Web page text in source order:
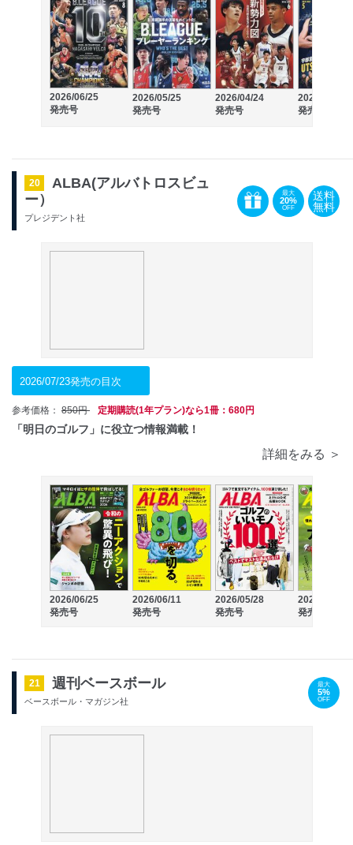
2026/06/25
発売号
2026/05/25
発売号
2026/04/24
発売号
2026/03/25
発売号
20
ALBA(アルバトロスビュ
ー）
プレジデント社
最大
20%
OFF
送料
無料
2026/07/23発売の目次
参考価格： 850円 定期購読(1年プラン)なら1冊：680円
「明日のゴルフ」に役立つ情報満載！
詳細をみる ＞
2026/06/25
発売号
2026/06/11
発売号
2026/05/28
発売号
2026/05/14
発売号
21 週刊ベースボール
ベースボール・マガジン社
最大
5%
OFF